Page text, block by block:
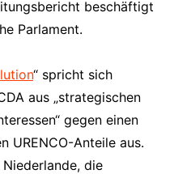
beschäftigt
Parlament.
“ spricht sich
aus „strategischen
gegen einen
URENCO-Anteile aus.
die